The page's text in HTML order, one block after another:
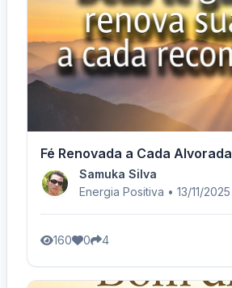
Fé Renovada a Cada Alvorada
Samuka Silva
Energia Positiva • 13/11/2025
160 0 4